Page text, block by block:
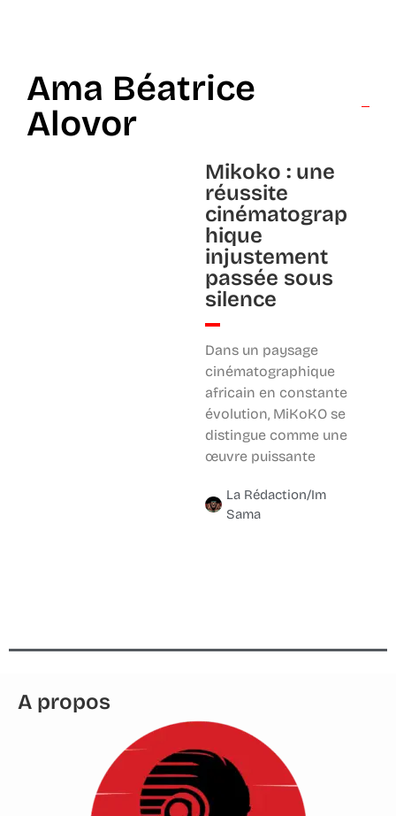
Ama Béatrice
Alovor
Mikoko : une
réussite
cinématograp
hique
injustement
passée sous
silence
Dans un paysage
cinématographique
africain en constante
évolution, MiKoKO se
distingue comme une
œuvre puissante
La Rédaction/Im
Sama
A propos